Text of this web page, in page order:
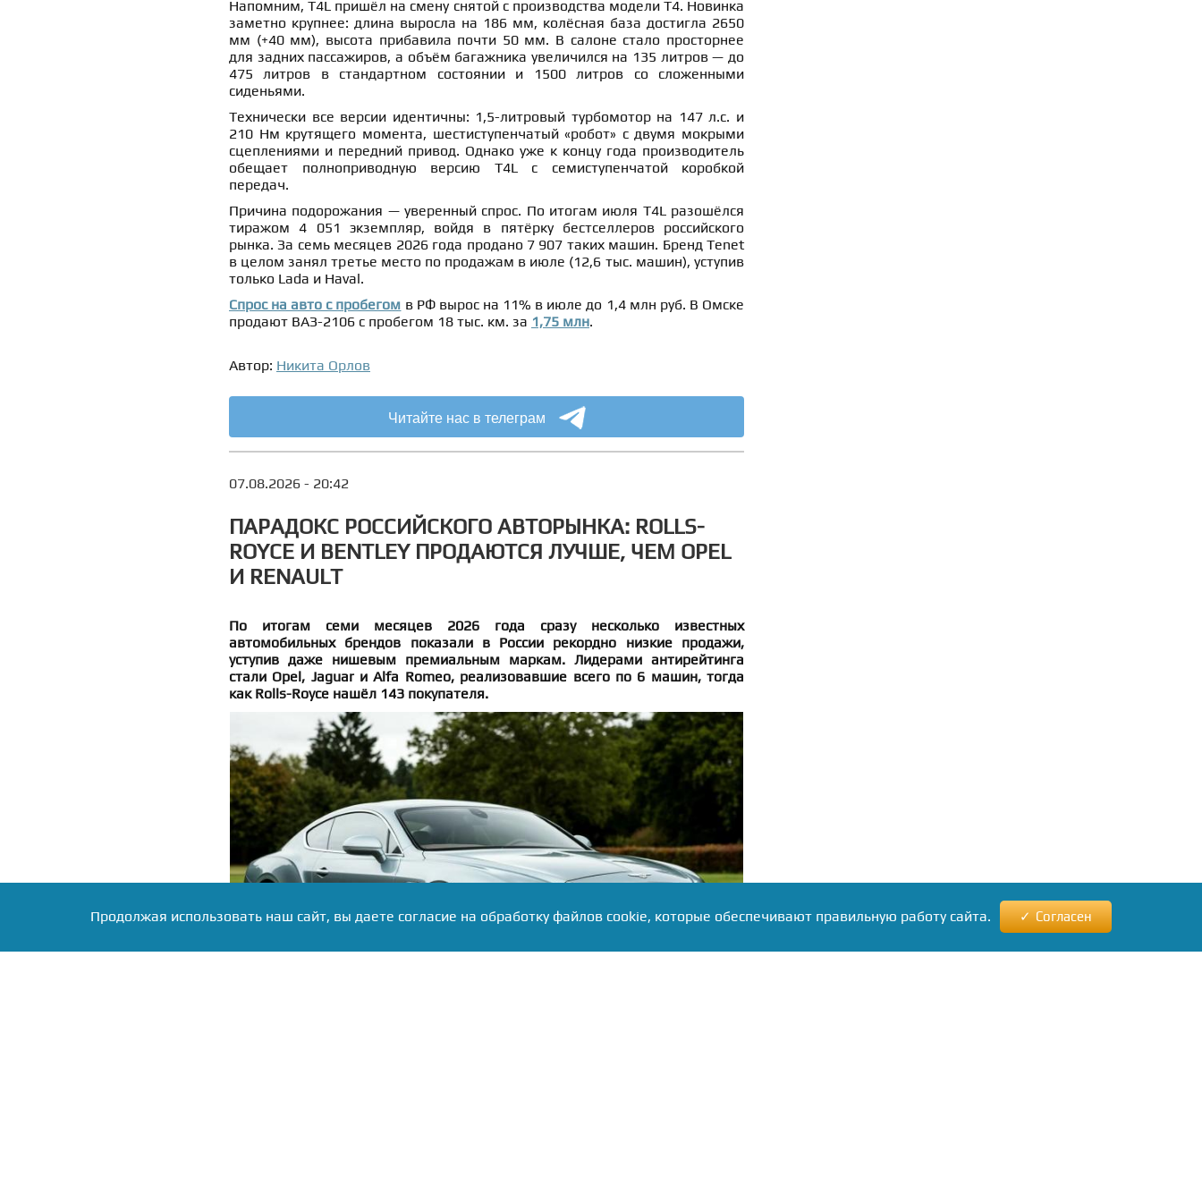
Напомним, T4L пришёл на смену снятой с производства модели T4. Новинка
заметно крупнее: длина выросла на 186 мм, колёсная база достигла 2650
мм (+40 мм), высота прибавила почти 50 мм. В салоне стало просторнее
для задних пассажиров, а объём багажника увеличился на 135 литров — до
475 литров в стандартном состоянии и 1500 литров со сложенными
сиденьями.
Технически все версии идентичны: 1,5-литровый турбомотор на 147 л.с. и
210 Нм крутящего момента, шестиступенчатый «робот» с двумя мокрыми
сцеплениями и передний привод. Однако уже к концу года производитель
обещает полноприводную версию T4L с семиступенчатой коробкой
передач.
Причина подорожания — уверенный спрос. По итогам июля T4L разошёлся
тиражом 4 051 экземпляр, войдя в пятёрку бестселлеров российского
рынка. За семь месяцев 2026 года продано 7 907 таких машин. Бренд Tenet
в целом занял третье место по продажам в июле (12,6 тыс. машин), уступив
только Lada и Haval.
Спрос на авто с пробегом в РФ вырос на 11% в июле до 1,4 млн руб. В Омске
продают ВАЗ-2106 с пробегом 18 тыс. км. за 1,75 млн.
Автор: Никита Орлов
Читайте нас в телеграм
07.08.2026 - 20:42
ПАРАДОКС РОССИЙСКОГО АВТОРЫНКА: ROLLS-
ROYCE И BENTLEY ПРОДАЮТСЯ ЛУЧШЕ, ЧЕМ OPEL
И RENAULT
По итогам семи месяцев 2026 года сразу несколько известных
автомобильных брендов показали в России рекордно низкие продажи,
уступив даже нишевым премиальным маркам. Лидерами антирейтинга
стали Opel, Jaguar и Alfa Romeo, реализовавшие всего по 6 машин, тогда
как Rolls-Royce нашёл 143 покупателя.
Продолжая использовать наш сайт, вы даете согласие на обработку файлов cookie, которые обеспечивают правильную работу сайта. Согласен